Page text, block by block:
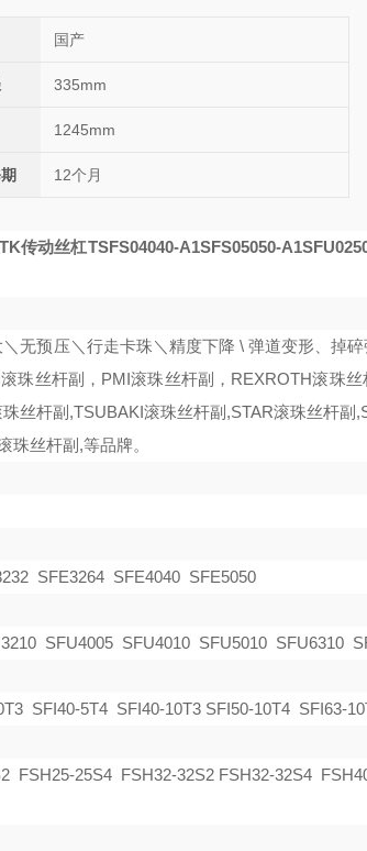
国产
335mm
1245mm
12个月
传动丝杠TSFS04040-A1SFS05050-A1
无预压＼行走卡珠＼精度下降 \ 弹道变形、掉
珠丝杆副 ， PMI滚珠丝杆副， REXROTH滚珠丝
丝杆副,TSUBAKI滚珠丝杆副,STAR滚珠丝杆副
丝杆副,等品牌。
SFE3264 SFE4040 SFE5050
SFU4005 SFU4010 SFU5010 SFU6310
SFI40-5T4 SFI40-10T3 SFI50-10T4 SFI63-
FSH25-25S4 FSH32-32S2 FSH32-32S4